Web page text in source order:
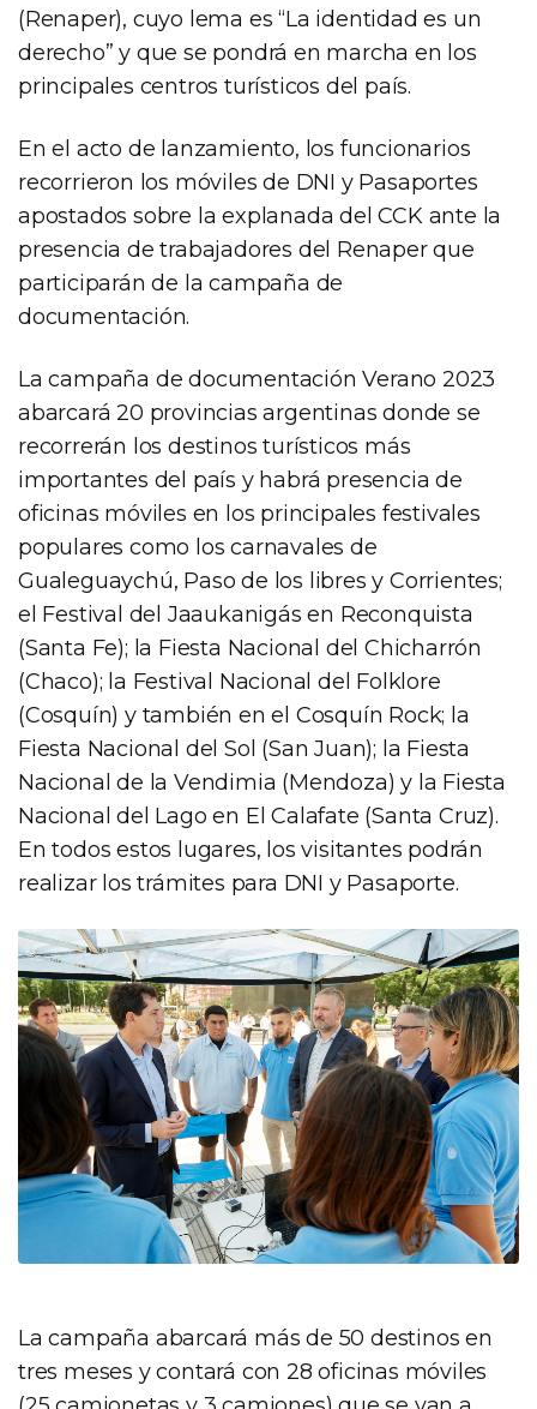
(Renaper), cuyo lema es “La identidad es un
derecho” y que se pondrá en marcha en los
principales centros turísticos del país.
En el acto de lanzamiento, los funcionarios
recorrieron los móviles de DNI y Pasaportes
apostados sobre la explanada del CCK ante la
presencia de trabajadores del Renaper que
participarán de la campaña de
documentación.
La campaña de documentación Verano 2023
abarcará 20 provincias argentinas donde se
recorrerán los destinos turísticos más
importantes del país y habrá presencia de
oficinas móviles en los principales festivales
populares como los carnavales de
Gualeguaychú, Paso de los libres y Corrientes;
el Festival del Jaaukanigás en Reconquista
(Santa Fe); la Fiesta Nacional del Chicharrón
(Chaco); la Festival Nacional del Folklore
(Cosquín) y también en el Cosquín Rock; la
Fiesta Nacional del Sol (San Juan); la Fiesta
Nacional de la Vendimia (Mendoza) y la Fiesta
Nacional del Lago en El Calafate (Santa Cruz).
En todos estos lugares, los visitantes podrán
realizar los trámites para DNI y Pasaporte.
La campaña abarcará más de 50 destinos en
tres meses y contará con 28 oficinas móviles